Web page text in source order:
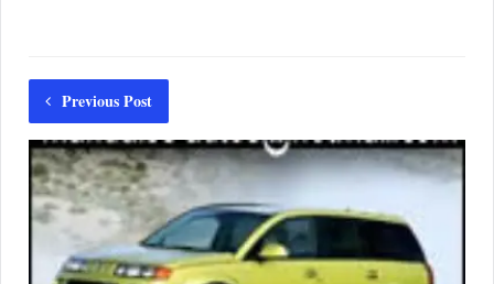
Previous Post